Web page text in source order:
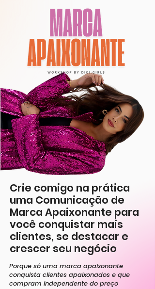
Crie comigo na prática
uma Comunicação de
Marca Apaixonante para
você conquistar mais
clientes, se destacar e
crescer seu negócio
Porque só uma marca apaixonante
conquista clientes apaixonados e que
compram independente do preço